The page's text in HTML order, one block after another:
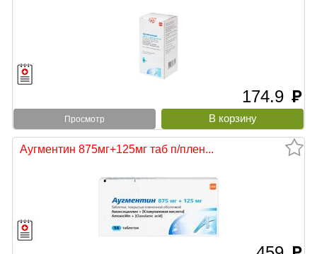
174.9 руб
Просмотр
Аугментин 875мг+125мг таб п/плен...